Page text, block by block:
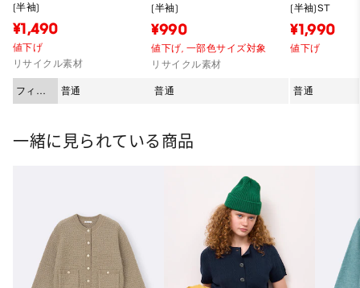
(半袖)
¥1,490
値下げ
リサイクル素材
フィッ
ト
普通
(半袖)
¥990
値下げ, 一部色サイズ対象
リサイクル素材
普通
(半袖)ST
¥1,990
値下げ
普通
一緒に見られている商品